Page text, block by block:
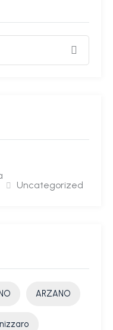
Uncategorized
ARZANO